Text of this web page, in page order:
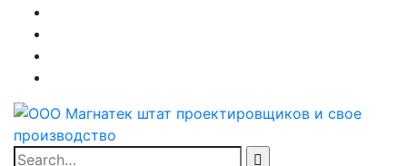
Search